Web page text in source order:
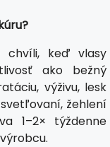
chvíli, keď vlasy
ako bežný
výživu, lesk
žehlení
1–2× týždenne